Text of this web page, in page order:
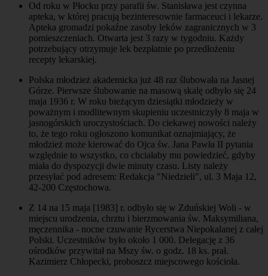
Od roku w Płocku przy parafii św. Stanisława jest czynna
apteka, w której pracują bezinteresownie farmaceuci i lekarze.
Apteka gromadzi pokaźne zasoby leków zagranicznych w 3
pomieszczeniach. Otwarta jest 3 razy w tygodniu. Każdy
potrzebujący otrzymuje lek bezpłatnie po przedłożeniu
recepty lekarskiej.
Polska młodzież akademicka już 48 raz ślubowała na Jasnej
Górze. Pierwsze ślubowanie na masową skalę odbyło się 24
maja 1936 r. W roku bieżącym dziesiątki młodzieży w
poważnym i modlitewnym skupieniu uczestniczyły 8 maja w
jasnogórskich uroczystościach. Do ciekawej nowości należy
to, że tego roku ogłoszono komunikat oznajmiający, że
młodzież może kierować do Ojca św. Jana Pawła II pytania
względnie to wszystko, co chciałaby mu powiedzieć, gdyby
miała do dyspozycji dwie minuty czasu. Listy należy
przesyłać pod adresem: Redakcja "Niedzieli", ul. 3 Maja 12,
42-200 Częstochowa.
Z 14 na 15 maja [1983] r. odbyło się w Zduńskiej Woli - w
miejscu urodzenia, chrztu i bierzmowania św. Maksymiliana,
męczennika - nocne czuwanie Rycerstwa Niepokalanej z całej
Polski. Uczestników było około 1 000. Delegację z 36
ośrodków przywitał na Mszy św. o godz. 18 ks. prał.
Kazimierz Chłopecki, proboszcz miejscowego kościoła.